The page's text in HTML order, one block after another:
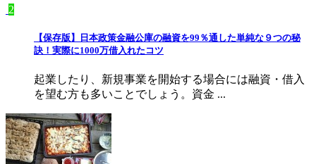
2
【保存版】日本政策金融公庫の融資を99％通した単純な９つの秘
訣！実際に1000万借入れたコツ
起業したり、新規事業を開始する場合には融資・借入
を望む方も多いことでしょう。資金 ...